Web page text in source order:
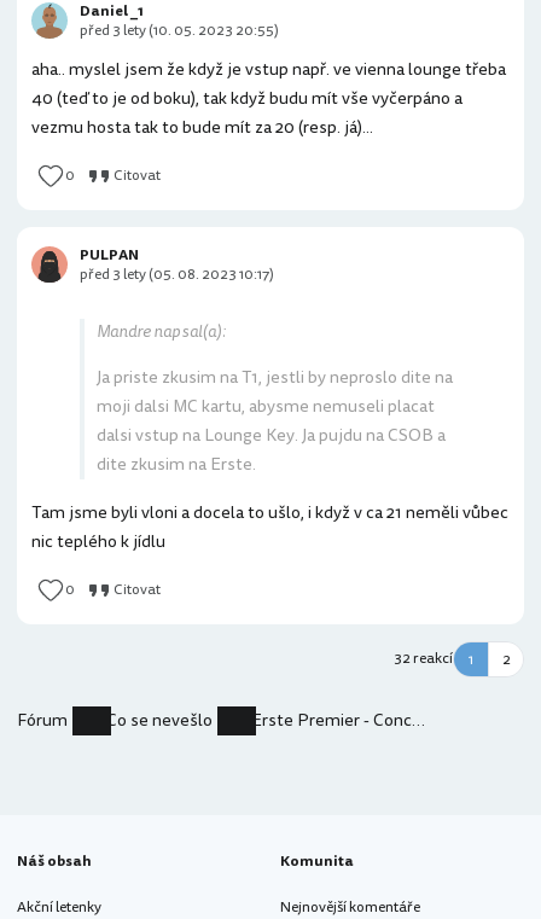
aha.. myslel jsem že když je vstup např. ve vienna lounge třeba
40 (teď to je od boku), tak když budu mít vše vyčerpáno a
vezmu hosta tak to bude mít za 20 (resp. já)...
0 Citovat
Daniel _1
před 3 lety (10. 05. 2023 20:55)
Mandre napsal(a):
Ja priste zkusim na T1, jestli by neproslo dite na
moji dalsi MC kartu, abysme nemuseli placat
dalsi vstup na Lounge Key. Ja pujdu na CSOB a
dite zkusim na Erste.
Tam jsme byli vloni a docela to ušlo, i když v ca 21 neměli vůbec
nic teplého k jídlu
0 Citovat
PULPAN
před 3 lety (05. 08. 2023 10:17)
32 reakcí 1 2
Fórum Co se nevešlo Erste Premier - Concierge
Náš obsah
Akční letenky
Komunita
Nejnovější komentáře